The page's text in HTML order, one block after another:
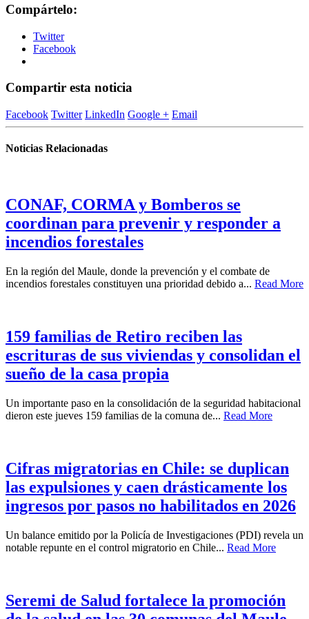
Compártelo:
Twitter
Facebook
Compartir esta noticia
Facebook Twitter LinkedIn Google + Email
Noticias Relacionadas
CONAF, CORMA y Bomberos se
coordinan para prevenir y responder a
incendios forestales
En la región del Maule, donde la prevención y el combate de
incendios forestales constituyen una prioridad debido a... Read More
159 familias de Retiro reciben las
escrituras de sus viviendas y consolidan el
sueño de la casa propia
Un importante paso en la consolidación de la seguridad habitacional
dieron este jueves 159 familias de la comuna de... Read More
Cifras migratorias en Chile: se duplican
las expulsiones y caen drásticamente los
ingresos por pasos no habilitados en 2026
Un balance emitido por la Policía de Investigaciones (PDI) revela un
notable repunte en el control migratorio en Chile... Read More
Seremi de Salud fortalece la promoción